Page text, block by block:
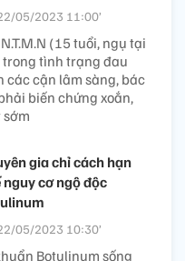
05/2023 11:00’
(15 tuổi, ngụ tại
tình trạng đau
các cận lâm sàng, bác
biến chứng xoắn,
gia chỉ cách hạn
nguy cơ ngộ độc
05/2023 10:30’
Botulinum sống